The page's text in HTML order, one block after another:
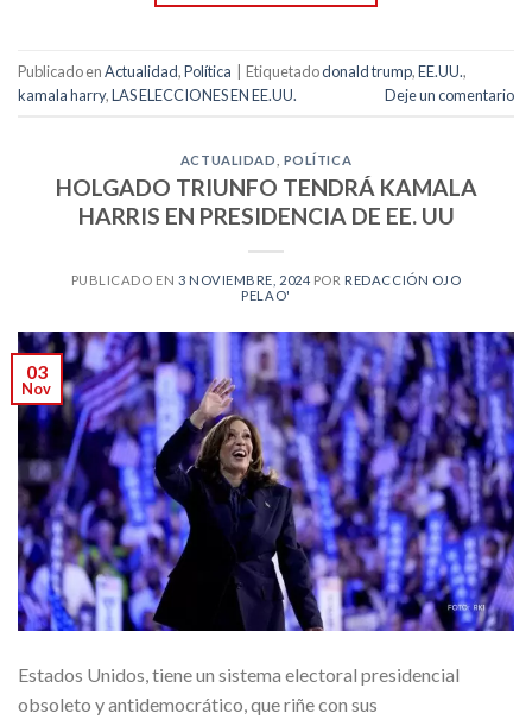
Publicado enActualidad,Política Etiquetadodonald trump,EE.UU.,
kamala harry,LAS ELECCIONES EN EE.UU. Deje un comentario
ACTUALIDAD POLÍTICA
HOLGADO TRIUNFO TENDRÁ KAMALA
HARRIS EN PRESIDENCIA DE EE. UU
PUBLICADO EN 3 NOVIEMBRE, 2024 POR REDACCIÓN OJO
PELAO'
03
Nov
Estados Unidos, tiene un sistema electoral presidencial
obsoleto y antidemocrático, que riñe con sus